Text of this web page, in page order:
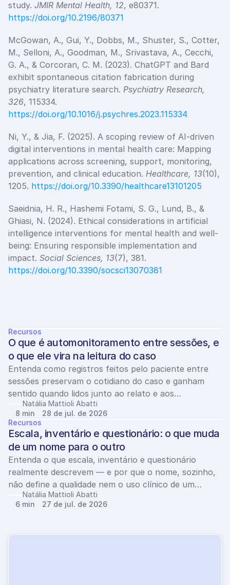
study. JMIR Mental Health, 12
https://doi.org/10.2196/80371
McGowan, A., Gui, Y., Dobbs, M., Shuster, S., Cotter,
M., Selloni, A., Goodman, M., Srivastava, A., Cecchi,
G. A., & Corcoran, C. M. (2023). ChatGPT and Bard
exhibit spontaneous citation fabrication during
psychiatry literature search. Psychiatry Research,
326
https://doi.org/10.1016/j.psychres.2023.115334
Ni, Y., & Jia, F. (2025). A scoping review of AI-driven
digital interventions in mental health care: Mapping
applications across screening, support, monitoring,
prevention, and clinical education. Healthcare, 13(10),
1205. https://doi.org/10.3390/healthcare13101205
Saeidnia, H. R., Hashemi Fotami, S. G., Lund, B., &
Ghiasi, N. (2024). Ethical considerations in artificial
intelligence interventions for mental health and well-
being: Ensuring responsible implementation and
impact. Social Sciences, 13
https://doi.org/10.3390/socsci13070381
Últimos
Recursos
O que é automonitoramento entre sessões, e
o que ele vira na leitura do caso
Entenda como registros feitos pelo paciente entre
sessões preservam o cotidiano do caso e ganham
sentido quando lidos junto ao relato e aos
instrumentos clínicos.
Natália Mattioli Abatti
8 min
28 de jul. de 2026
Recursos
Escala, inventário e questionário: o que muda
de um nome para o outro
Entenda o que escala, inventário e questionário
realmente descrevem — e por que o nome, sozinho,
não define a qualidade nem o uso clínico de um
instrumento.
Natália Mattioli Abatti
6 min
27 de jul. de 2026